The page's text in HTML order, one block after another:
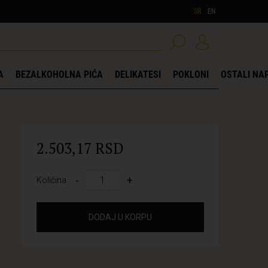
SR EN
BEZALKOHOLNA PIĆA DELIKATESI POKLONI OSTALI
2.503,17 RSD
Količina - +
DODAJ U KORPU